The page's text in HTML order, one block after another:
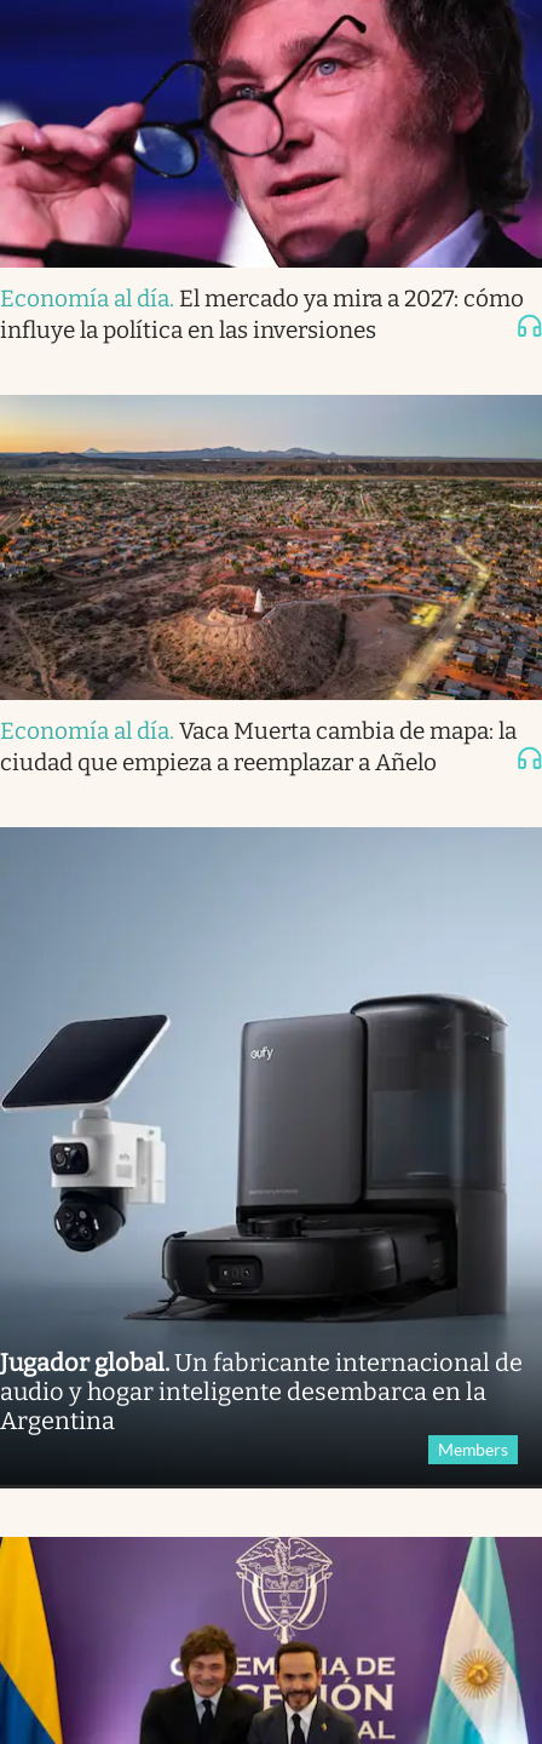
Economía al día. El mercado ya mira a 2027: cómo
influye la política en las inversiones
Economía al día. Vaca Muerta cambia de mapa: la
ciudad que empieza a reemplazar a Añelo
Jugador global.Un fabricante internacional de
audio y hogar inteligente desembarca en la
Argentina
Members